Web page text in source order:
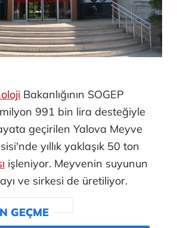
Bakanlığının SOGEP
991 bin lira desteğiyle
geçirilen Yalova Meyve
yıllık yaklaşık 50 ton
işleniyor. Meyvenin suyunun
ve sirkesi de üretiliyor.